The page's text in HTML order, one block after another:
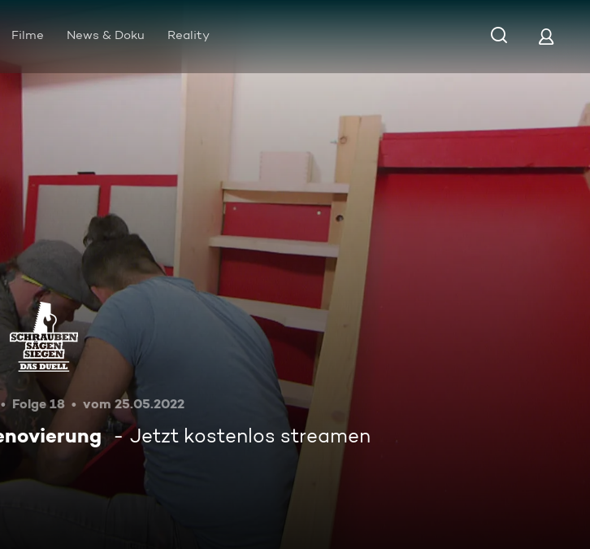
Filme News & Doku Reality
Eltern Duell! Kinderzimmer Renovierung
Folge 18 vom 25.05.2022
Jetzt kostenlos streamen